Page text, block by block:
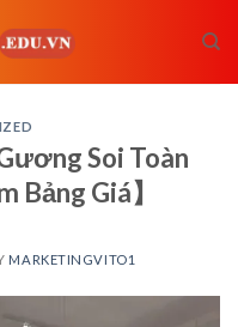
Soi Toàn
Bảng Giá】
MARKETINGVITO1